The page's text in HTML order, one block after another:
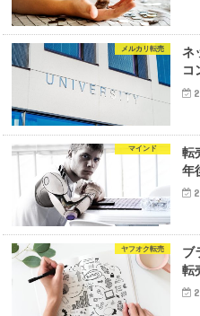
メルカリ転売
ネ
コ
マインド
転
年
ヤフオク転売
ブ
転